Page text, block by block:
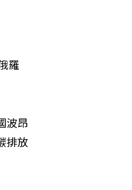
羅
波昂
排放